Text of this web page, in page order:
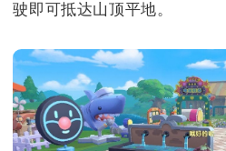
驶即可抵达山顶平地。